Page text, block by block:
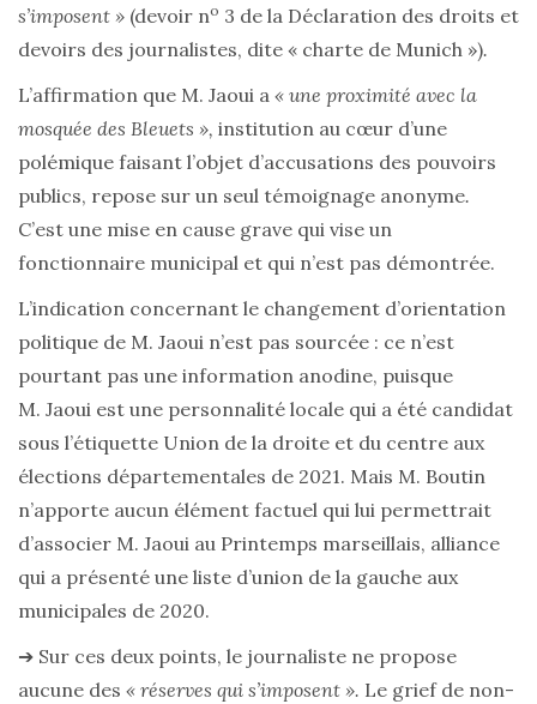
s’imposent » (devoir no 3 de la Déclaration des droits et
devoirs des journalistes, dite « charte de Munich »).
L’affirmation que M. Jaoui a « une proximité avec la
mosquée des Bleuets », institution au cœur d’une
polémique faisant l’objet d’accusations des pouvoirs
publics, repose sur un seul témoignage anonyme.
C’est une mise en cause grave qui vise un
fonctionnaire municipal et qui n’est pas démontrée.
L’indication concernant le changement d’orientation
politique de M. Jaoui n’est pas sourcée : ce n’est
pourtant pas une information anodine, puisque
M. Jaoui est une personnalité locale qui a été candidat
sous l’étiquette Union de la droite et du centre aux
élections départementales de 2021. Mais M. Boutin
n’apporte aucun élément factuel qui lui permettrait
d’associer M. Jaoui au Printemps marseillais, alliance
qui a présenté une liste d’union de la gauche aux
municipales de 2020.
➔ Sur ces deux points, le journaliste ne propose
aucune des « réserves qui s’imposent ». Le grief de non-